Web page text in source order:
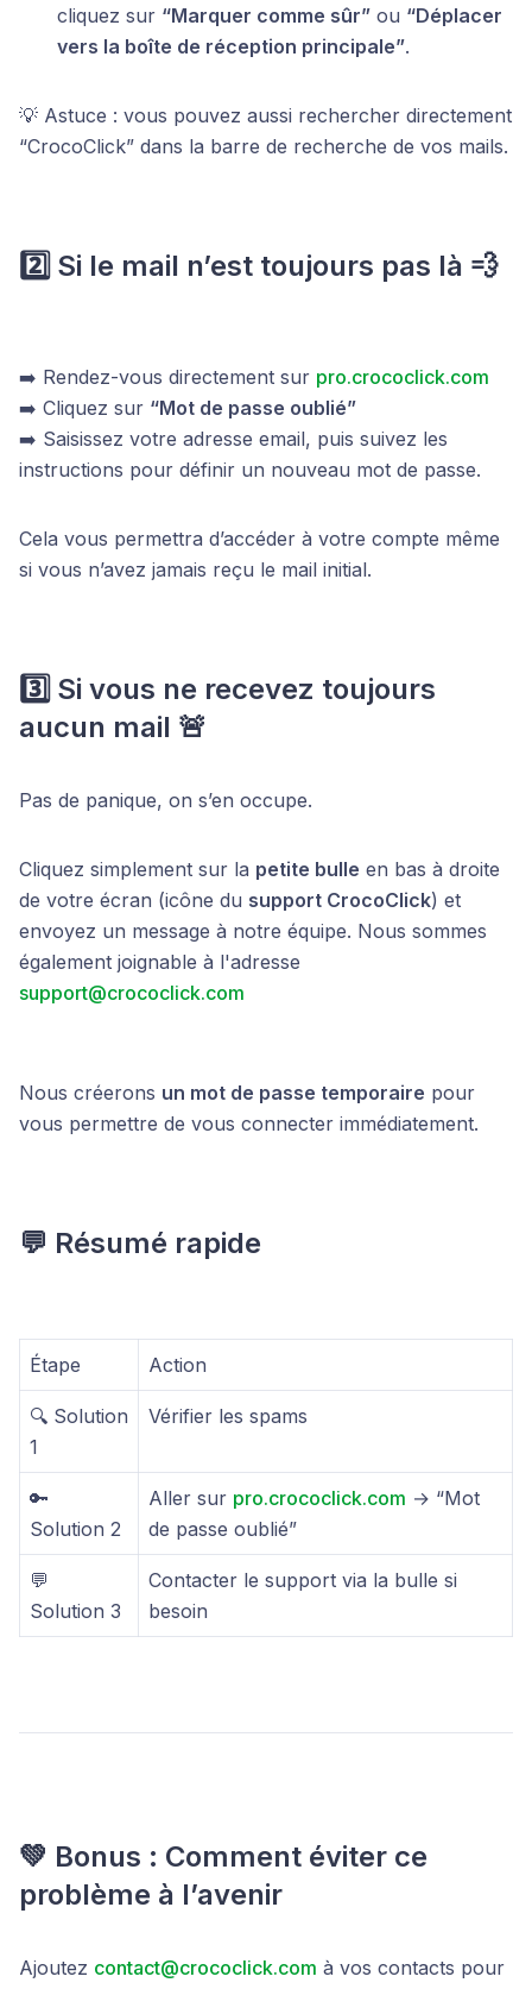
cliquez sur “Marquer comme sûr” ou “Déplacer
vers la boîte de réception principale”.
💡 Astuce : vous pouvez aussi rechercher directement
“CrocoClick” dans la barre de recherche de vos mails.
2️⃣ Si le mail n’est toujours pas là 💨
➡️ Rendez-vous directement sur pro.crococlick.com
➡️ Cliquez sur “Mot de passe oublié”
➡️ Saisissez votre adresse email, puis suivez les
instructions pour définir un nouveau mot de passe.
Cela vous permettra d’accéder à votre compte même
si vous n’avez jamais reçu le mail initial.
3️⃣ Si vous ne recevez toujours
aucun mail 🚨
Pas de panique, on s’en occupe.
Cliquez simplement sur la petite bulle en bas à droite
de votre écran (icône du support CrocoClick) et
envoyez un message à notre équipe. Nous sommes
également joignable à l'adresse
support@crococlick.com
Nous créerons un mot de passe temporaire pour
vous permettre de vous connecter immédiatement.
💬 Résumé rapide
Étape Action
🔍 Solution
1
Vérifier les spams
🔑
Solution 2
Aller sur pro.crococlick.com → “Mot
de passe oublié”
💬
Solution 3
Contacter le support via la bulle si
besoin
💚 Bonus : Comment éviter ce
problème à l’avenir
Ajoutez contact@crococlick.com à vos contacts pour